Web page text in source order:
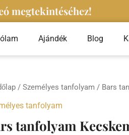
megtekintéséhez!
Ajándék Blog
/ Személyes tanfolyam / Bars
tanfolyam
tanfolyam